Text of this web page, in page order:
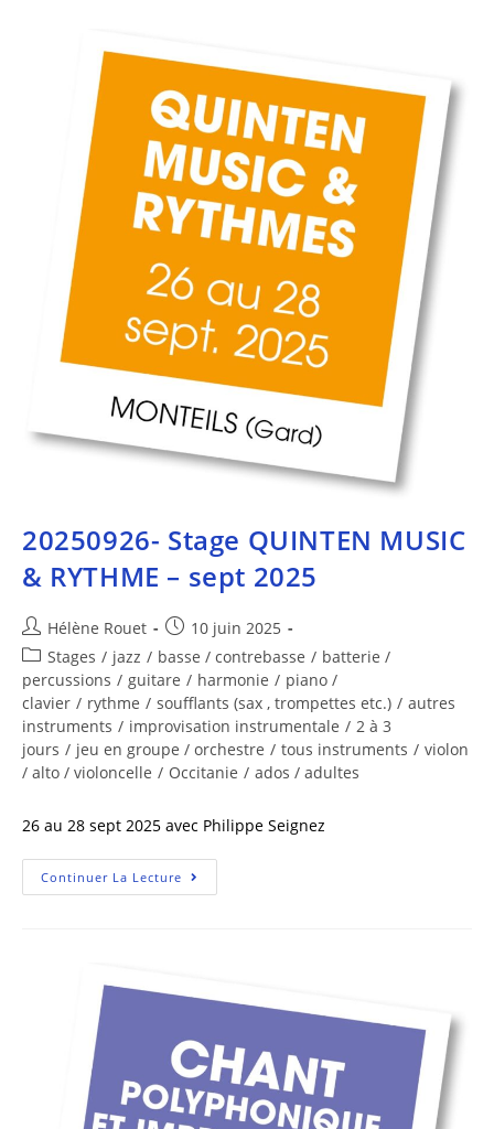
20250926- Stage QUINTEN MUSIC
& RYTHME – sept 2025
Hélène Rouet
10 juin 2025
Stages / jazz / basse / contrebasse / batterie /
percussions / guitare / harmonie / piano /
clavier / rythme / soufflants (sax , trompettes etc.) / autres
instruments / improvisation instrumentale / 2 à 3
jours / jeu en groupe / orchestre / tous instruments / violon
/ alto / violoncelle / Occitanie / ados / adultes
26 au 28 sept 2025 avec Philippe Seignez
Continuer La Lecture